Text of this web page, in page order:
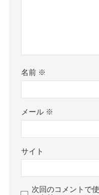
名前 ※
メール ※
サイト
次回のコメントで